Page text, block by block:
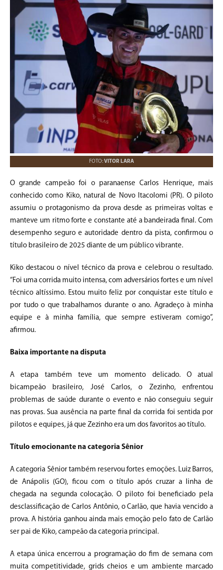
FOTO:VITOR LARA
O grande campeão foi o paranaense Carlos Henrique, mais
conhecido como Kiko, natural de Novo Itacolomi (PR). O piloto
assumiu o protagonismo da prova desde as primeiras voltas e
manteve um ritmo forte e constante até a bandeirada final. Com
desempenho seguro e autoridade dentro da pista, confirmou o
título brasileiro de 2025 diante de um público vibrante.
Kiko destacou o nível técnico da prova e celebrou o resultado.
“Foi uma corrida muito intensa, com adversários fortes e um nível
técnico altíssimo. Estou muito feliz por conquistar este título e
por tudo o que trabalhamos durante o ano. Agradeço à minha
equipe e à minha família, que sempre estiveram comigo”,
afirmou.
Baixa importante na disputa
A etapa também teve um momento delicado. O atual
bicampeão brasileiro, José Carlos, o Zezinho, enfrentou
problemas de saúde durante o evento e não conseguiu seguir
nas provas. Sua ausência na parte final da corrida foi sentida por
pilotos e equipes, já que Zezinho era um dos favoritos ao título.
Título emocionante na categoria Sênior
A categoria Sênior também reservou fortes emoções. Luiz Barros,
de Anápolis (GO), ficou com o título após cruzar a linha de
chegada na segunda colocação. O piloto foi beneficiado pela
desclassificação de Carlos Antônio, o Carlão, que havia vencido a
prova. A história ganhou ainda mais emoção pelo fato de Carlão
ser pai de Kiko, campeão da categoria principal.
A etapa única encerrou a programação do fim de semana com
muita competitividade, grids cheios e um ambiente marcado